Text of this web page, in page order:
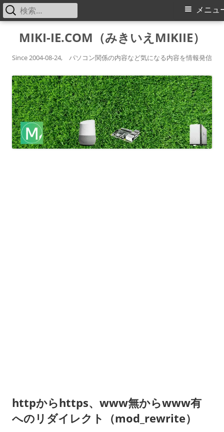
MIKI-IE.COM（みきいえMIKIIE）
Since 2004-08-24, パソコン関係の内容など気になる内容を情報発信
メ
メニュ
検
索:
httpからhttps、www無からwww有
へのリダイレクト（mod_rewrite）